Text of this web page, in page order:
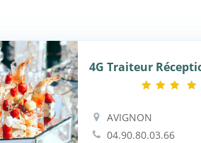
4G Traiteur
AVIGNON
04.90.80.03.66